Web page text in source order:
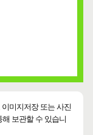
미지저장 또는 사진
보관할 수 있습니